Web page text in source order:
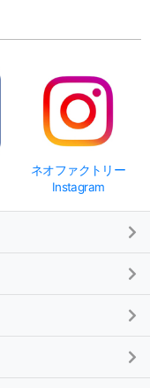
ネオファクトリー
Instagram